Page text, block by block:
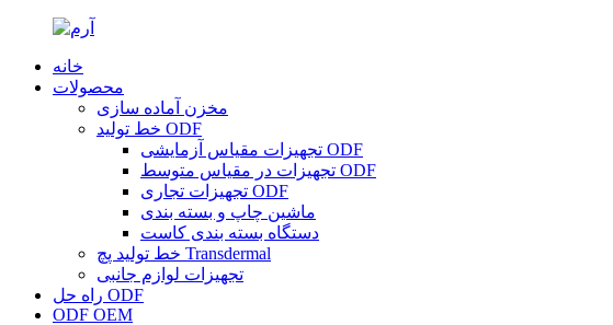
خانه
محصولات
مخزن آماده سازی
خط تولید ODF
تجهیزات مقیاس آزمایشی ODF
تجهیزات در مقیاس متوسط ​​ODF
تجهیزات تجاری ODF
ماشین چاپ و بسته بندی
دستگاه بسته بندی کاست
خط تولید پچ Transdermal
تجهیزات لوازم جانبی
راه حل ODF
ODF OEM